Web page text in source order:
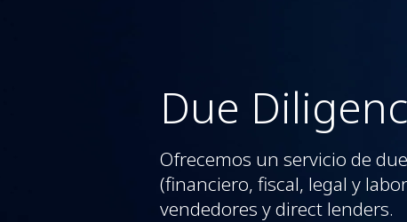
Due
Ofrecemos un servicio de
(financiero, fiscal, legal y
vendedores y direct lenders.